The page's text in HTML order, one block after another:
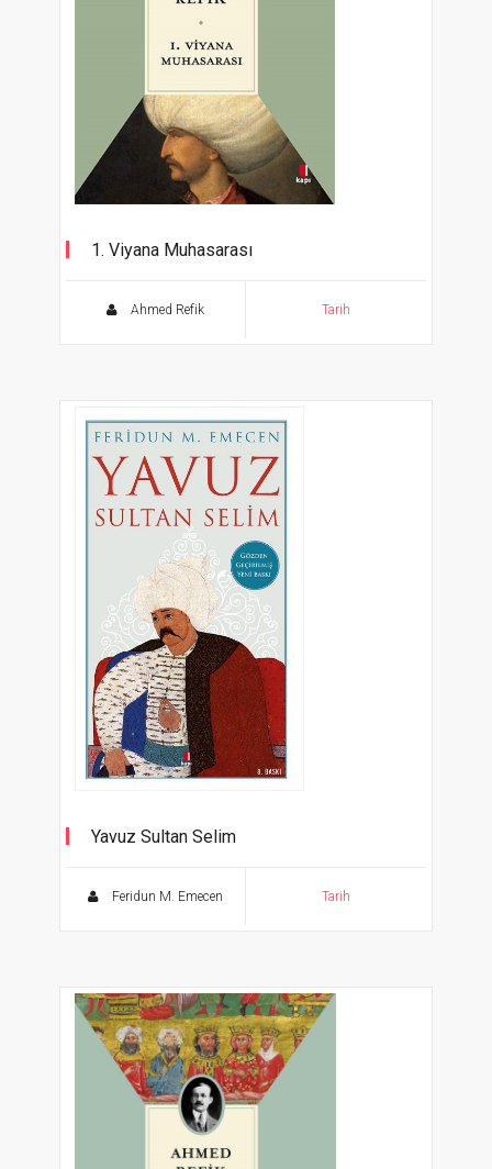
1. Viyana Muhasarası
Ahmed Refik Tarih
Yavuz Sultan Selim
Feridun M. Emecen Tarih